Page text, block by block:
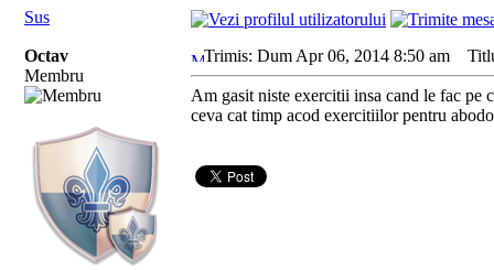
Sus
Octav
Membru
Trimis: Dum Apr 06, 2014 8:50 am
Am gasit niste exercitii insa cand le fac pe
ceva cat timp acod exercitiilor pentru